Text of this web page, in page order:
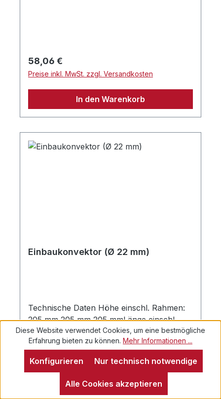
Regulärer Preis:
58,06 €
Preise inkl. MwSt. zzgl. Versandkosten
In den Warenkorb
Einbaukonvektor (Ø 22 mm)
Technische Daten Höhe einschl. Rahmen:
205 mm 205 mm 205 mmLänge einschl.
Rahmen: 305 mm 555 mm 805
mmRohrlänge: 336 mm 577 mm 830
mmTiefe: 65 mm 65 mm 65 mmGewicht: 0,3
kg 0,5 kg 0,75 kgRohr: Ø 22 mm Ø 22 mm
Ø 22 mmHinweis:Dieser Artikel ist
kompatibel zum SCHEER und Alde
Diese Website verwendet Cookies, um eine bestmögliche
Erfahrung bieten zu können. Mehr Informationen ...
Nur technisch notwendige
Konfigurieren
Alle Cookies akzeptieren